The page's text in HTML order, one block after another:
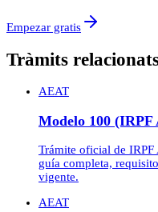
Empezar gratis
Tràmits
AEAT
Modelo 100 (IRPF
Trámite oficial de
guía completa,
vigente.
AEAT